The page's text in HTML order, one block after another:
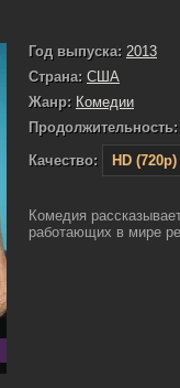
Год выпуска: 2013
Страна: США
Жанр: Комедии
Продолжительность:
Качество:
HD (720p)
Комедия
работающих в мире